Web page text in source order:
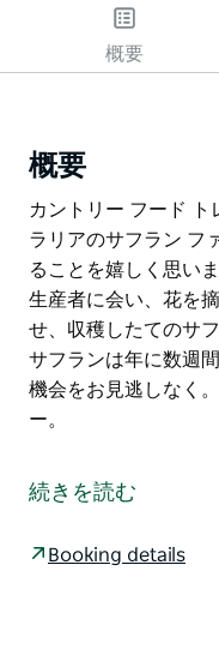
概要
概要
カントリー フード ト
ラリアのサフラン フ
ることを嬉しく思い
生産者に会い、花を
せ、収穫したてのサ
サフランは年に数週
機会をお見逃しなく
ー。
ラリアのサフラン フ
ることを嬉しく思い
せ、収穫したてのサ
続きを読む
Booking details